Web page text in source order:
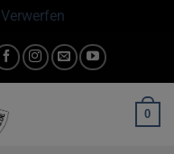
Verwerfen
0